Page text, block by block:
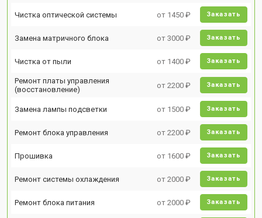
Чистка оптической системы от 1450 ₽ Заказать
Замена матричного блока от 3000 ₽ Заказать
Чистка от пыли от 1400 ₽ Заказать
Ремонт платы управления
(восстановление)
от 2200 ₽ Заказать
Замена лампы подсветки от 1500 ₽ Заказать
Ремонт блока управления от 2200 ₽ Заказать
Прошивка от 1600 ₽ Заказать
Ремонт системы охлаждения от 2000 ₽ Заказать
Ремонт блока питания от 2000 ₽ Заказать